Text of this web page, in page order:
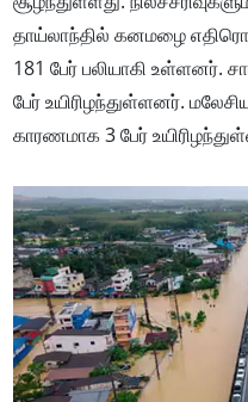
தாய்லாந்தில் கனமழை
181 பேர் பலியாகி உள்ளனர்.
பேர் உயிரிழந்துள்ளனர்.
காரணமாக 3 பேர்